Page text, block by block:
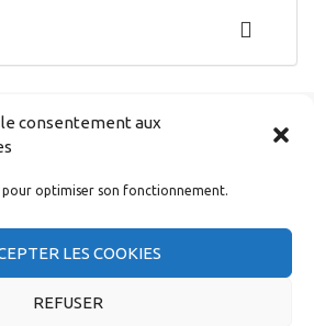
consentement aux
pour optimiser son fonctionnement.
LES COOKIES
REFUSER